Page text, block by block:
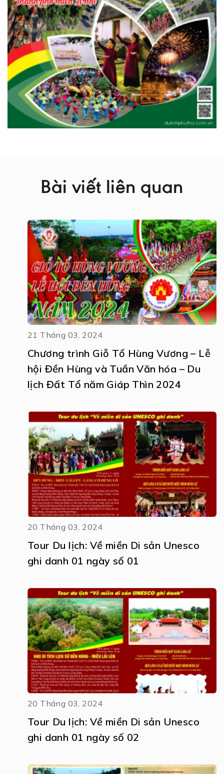
Bài viết liên quan
21 Tháng 03, 2024
Chương trình Giỗ Tổ Hùng Vương – Lễ
hội Đền Hùng và Tuần Văn hóa – Du
lịch Đất Tổ năm Giáp Thìn 2024
20 Tháng 03, 2024
Tour Du lịch: Về miền Di sản Unesco
ghi danh 01 ngày số 01
20 Tháng 03, 2024
Tour Du lịch: Về miền Di sản Unesco
ghi danh 01 ngày số 02